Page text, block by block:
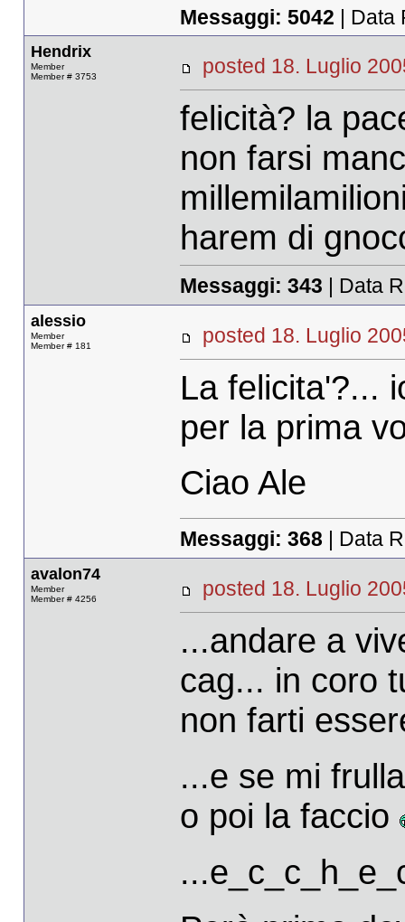
Messaggi: 5042 | Data
Hendrix
Member
Member # 3753
posted 18. Luglio
felicità? la
non farsi
harem di
Messaggi: 343 | Data
alessio
Member
Member # 181
posted 18. Luglio
La felicita'?...
per la prima
Ciao Ale
Messaggi: 368 | Data
avalon74
Member
Member # 4256
posted 18. Luglio
...andare a
cag... in coro
non farti
...e se mi
o poi la faccio